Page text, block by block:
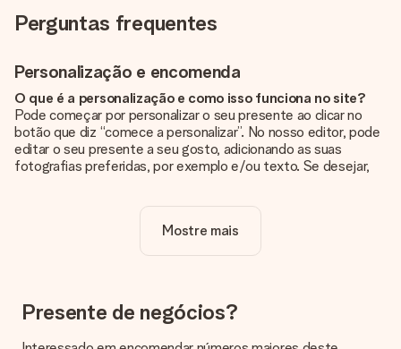
Perguntas frequentes
Personalização e encomenda
O que é a personalização e como isso funciona no site?
Pode começar por personalizar o seu presente ao clicar no
botão que diz “comece a personalizar”. No nosso editor, pode
editar o seu presente a seu gosto, adicionando as suas
fotografias preferidas, por exemplo e/ou texto. Se desejar,
A personalização está incluída no preço?
Sim, o preço apresentado no site já inclui a personalização do
Queremos ter a certeza de que estás completamente
satisfeito com o teu presente. Por isso, é importante que
Mostre mais
Presente de negócios?